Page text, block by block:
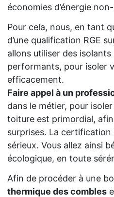
économies d’énergie
Pour cela, nous, en tant
d’une qualification RGE
allons utiliser des
performants, pour isoler
efficacement.
Faire appel à un
dans le métier, pour
toiture est primordial, afin
surprises. La certification
sérieux. Vous allez ainsi
écologique, en toute
Afin de procéder à une
thermique des combles